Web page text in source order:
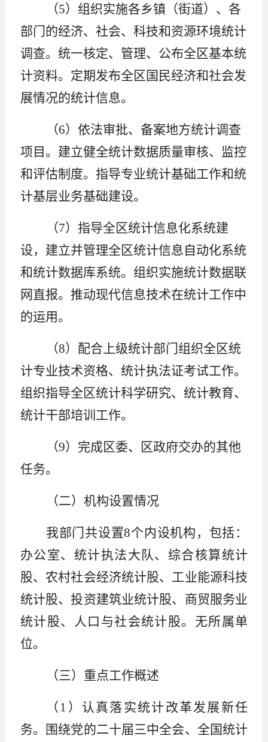
（5）组织实施各乡镇（街道）、各
部门的经济、社会、科技和资源环境统计
调查。统一核定、管理、公布全区基本统
计资料。定期发布全区国民经济和社会发
展情况的统计信息。
（6）依法审批、备案地方统计调查
项目。建立健全统计数据质量审核、监控
和评估制度。指导专业统计基础工作和统
计基层业务基础建设。
（7）指导全区统计信息化系统建
设，建立并管理全区统计信息自动化系统
和统计数据库系统。组织实施统计数据联
网直报。推动现代信息技术在统计工作中
的运用。
（8）配合上级统计部门组织全区统
计专业技术资格、统计执法证考试工作。
组织指导全区统计科学研究、统计教育、
统计干部培训工作。
（9）完成区委、区政府交办的其他
任务。
（二）机构设置情况
我部门共设置8个内设机构，包括：
办公室、统计执法大队、综合核算统计
股、农村社会经济统计股、工业能源科技
统计股、投资建筑业统计股、商贸服务业
统计股、人口与社会统计股。无所属单
位。
（三）重点工作概述
（ 1 ）认真落实统计改革发展新任
务。
围绕党的二十届三中全会、全国统计